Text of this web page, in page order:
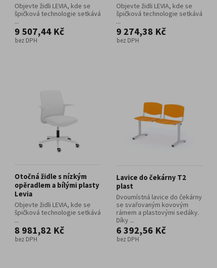
Objevte židli LEVIA, kde se
špičková technologie setkává
...
9 507,44 Kč
bez DPH
Objevte židli LEVIA, kde se
špičková technologie setkává
...
9 274,38 Kč
bez DPH
Otočná židle s nízkým
opěradlem a bílými plasty
Levia
Objevte židli LEVIA, kde se
špičková technologie setkává
...
8 981,82 Kč
bez DPH
Lavice do čekárny T2
plast
Dvoumístná lavice do čekárny
se svařovaným kovovým
rámem a plastovými sedáky.
Díky ...
6 392,56 Kč
bez DPH